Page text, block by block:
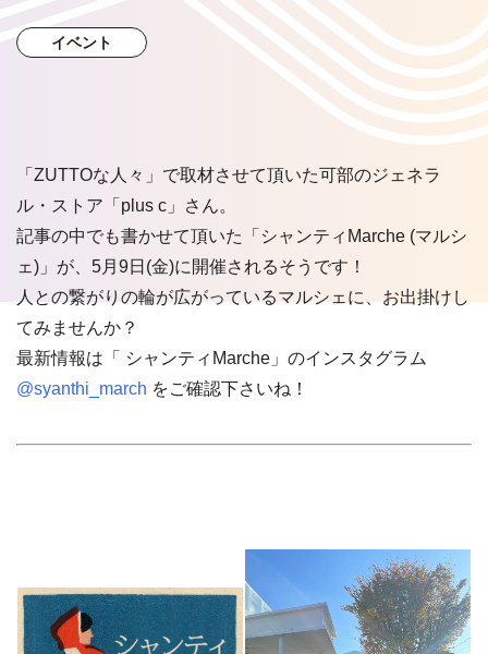
イベント
「ZUTTOな人々」で取材させて頂いた可部のジェネラ
ル・ストア「plus c」さん。
記事の中でも書かせて頂いた「シャンティMarche (マルシ
ェ)」が、5月9日(金)に開催されるそうです！
人との繋がりの輪が広がっているマルシェに、お出掛けし
てみませんか？
最新情報は「 シャンティMarche」のインスタグラム
@syanthi_march をご確認下さいね！